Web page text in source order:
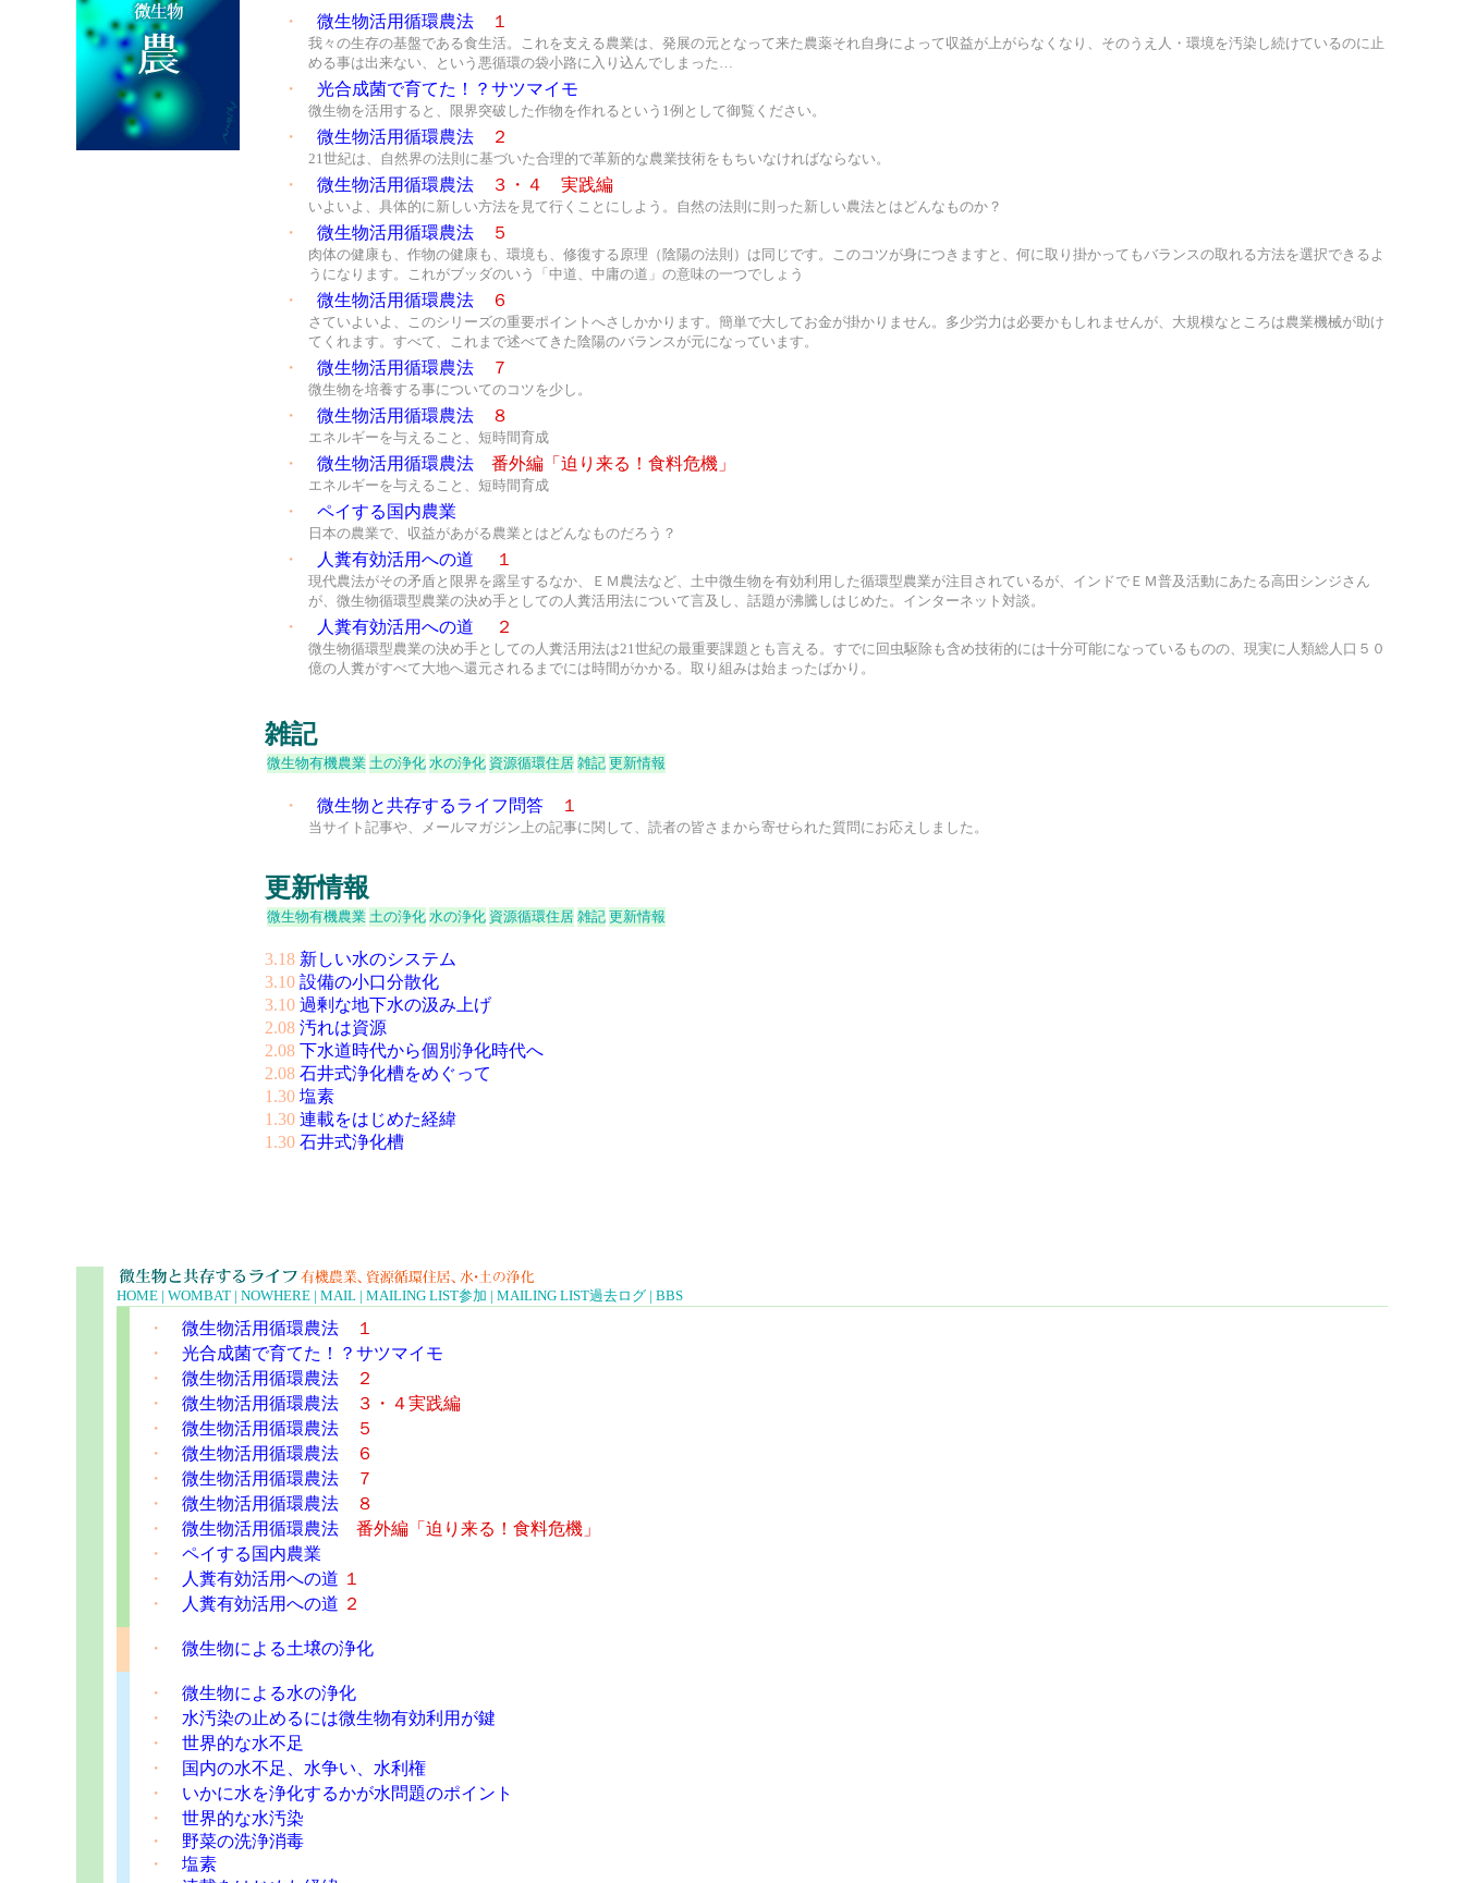
・ 微生物活用循環農法 １
我々の生存の基盤である食生活。これを支える農業は、発展の元となって来た農薬それ自身によって収益が上がらなくなり、そのうえ人・環境を汚染し続けているのに止
める事は出来ない、という悪循環の袋小路に入り込んでしまった…
・ 光合成菌で育てた！？サツマイモ
微生物を活用すると、限界突破した作物を作れるという1例として御覧ください。
・ 微生物活用循環農法 ２
21世紀は、自然界の法則に基づいた合理的で革新的な農業技術をもちいなければならない。
・ 微生物活用循環農法 ３・４ 実践編
いよいよ、具体的に新しい方法を見て行くことにしよう。自然の法則に則った新しい農法とはどんなものか？
・ 微生物活用循環農法 ５
肉体の健康も、作物の健康も、環境も、修復する原理（陰陽の法則）は同じです。このコツが身につきますと、何に取り掛かってもバランスの取れる方法を選択できるよ
うになります。これがブッダのいう「中道、中庸の道」の意味の一つでしょう
・ 微生物活用循環農法 ６
さていよいよ、このシリーズの重要ポイントへさしかかります。簡単で大してお金が掛かりません。多少労力は必要かもしれませんが、大規模なところは農業機械が助け
てくれます。すべて、これまで述べてきた陰陽のバランスが元になっています。
・ 微生物活用循環農法 ７
微生物を培養する事についてのコツを少し。
・ 微生物活用循環農法 ８
エネルギーを与えること、短時間育成
・ 微生物活用循環農法 番外編「迫り来る！食料危機」
エネルギーを与えること、短時間育成
・ ペイする国内農業
日本の農業で、収益があがる農業とはどんなものだろう？
・ 人糞有効活用への道 １
現代農法がその矛盾と限界を露呈するなか、ＥＭ農法など、土中微生物を有効利用した循環型農業が注目されているが、インドでＥＭ普及活動にあたる高田シンジさん
が、微生物循環型農業の決め手としての人糞活用法について言及し、話題が沸騰しはじめた。インターネット対談。
・ 人糞有効活用への道 ２
微生物循環型農業の決め手としての人糞活用法は21世紀の最重要課題とも言える。すでに回虫駆除も含め技術的には十分可能になっているものの、現実に人類総人口５０
億の人糞がすべて大地へ還元されるまでには時間がかかる。取り組みは始まったばかり。
雑記
微生物有機農業 土の浄化 水の浄化 資源循環住居 雑記 更新情報
・ 微生物と共存するライフ問答 １
当サイト記事や、メールマガジン上の記事に関して、読者の皆さまから寄せられた質問にお応えしました。
更新情報
微生物有機農業 土の浄化 水の浄化 資源循環住居 雑記 更新情報
3.18 新しい水のシステム
3.10 設備の小口分散化
3.10 過剰な地下水の汲み上げ
2.08 汚れは資源
2.08 下水道時代から個別浄化時代へ
2.08 石井式浄化槽をめぐって
1.30 塩素
1.30 連載をはじめた経緯
1.30 石井式浄化槽
HOME | WOMBAT | NOWHERE | MAIL | MAILING LIST参加 | MAILING LIST過去ログ | BBS
・ 微生物活用循環農法 １
・ 光合成菌で育てた！？サツマイモ
・ 微生物活用循環農法 ２
・ 微生物活用循環農法 ３・４実践編
・ 微生物活用循環農法 ５
・ 微生物活用循環農法 ６
・ 微生物活用循環農法 ７
・ 微生物活用循環農法 ８
・ 微生物活用循環農法 番外編「迫り来る！食料危機」
・ ペイする国内農業
・
人糞有効活用への道 １
・
人糞有効活用への道 ２
・ 微生物による土壌の浄化
・ 微生物による水の浄化
・ 水汚染の止めるには微生物有効利用が鍵
・ 世界的な水不足
・
国内の水不足、水争い、水利権
・ いかに水を浄化するかが水問題のポイント
・ 世界的な水汚染
・ 野菜の洗浄消毒
・ 塩素